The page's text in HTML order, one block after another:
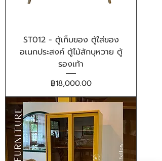
ST012 - ตู้เก็บของ ตู้ใส่ของ
อเนกประสงค์ ตู้ไม้สักบุหวาย ตู้
รองเท้า
ราคา
฿18,000.00